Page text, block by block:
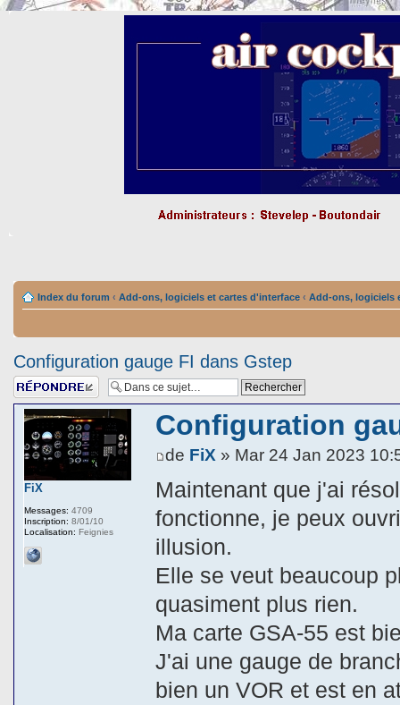
Index du forum ‹ Add-ons, logiciels et cartes d'interface ‹ Add-ons, logiciels
Configuration gauge FI dans Gstep
Répondre
Configuration
de FiX » Mar 24 Jan 2023
Maintenant que j'ai
fonctionne, je peux
illusion.
Elle se veut beaucoup
quasiment plus rien.
Ma carte GSA-55 est
J'ai une gauge de
bien un VOR et est en
FiX
Messages: 4709
Inscription: 8/01/10
Localisation: Feignies